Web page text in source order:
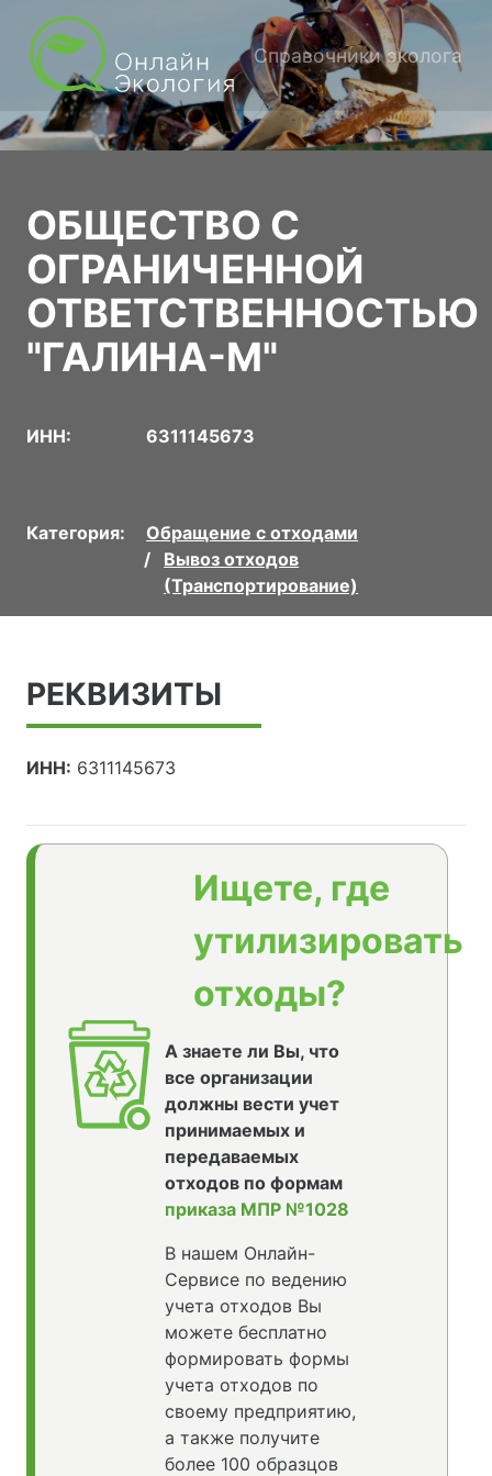
Справочники эколога
ОБЩЕСТВО С
ОГРАНИЧЕННОЙ
ОТВЕТСТВЕННОСТЬЮ
"ГАЛИНА-М"
ИНН: 6311145673
Категория:
Обращение с отходами
Вывоз отходов
(Транспортирование)
РЕКВИЗИТЫ
ИНН: 6311145673
Ищете, где
утилизировать
отходы?
А знаете ли Вы, что
все организации
должны вести учет
принимаемых и
передаваемых
отходов по формам
приказа МПР №1028
В нашем Онлайн-
Сервисе по ведению
учета отходов Вы
можете бесплатно
формировать формы
учета отходов по
своему предприятию,
а также получите
более 100 образцов